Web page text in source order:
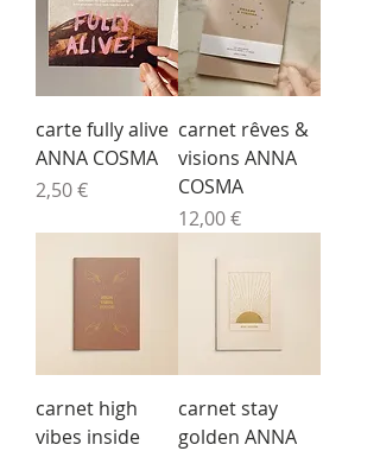
carte fully alive
ANNA COSMA
Prix
2,50 €
carnet rêves &
visions ANNA
COSMA
Prix
12,00 €
carnet high
vibes inside
carnet stay
golden ANNA